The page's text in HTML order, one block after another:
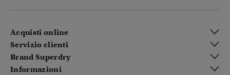
Acquisti online
Servizio clienti
Brand Superdry
Informazioni